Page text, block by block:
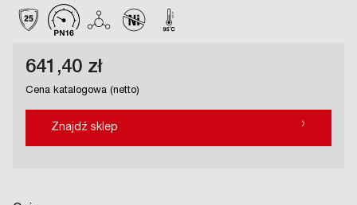
641,40 zł
Cena katalogowa (netto)
Znajdź sklep ›